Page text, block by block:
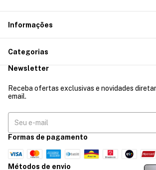
Informações
Categorias
Newsletter
Receba ofertas exclusivas e novidades
email.
Formas de pagamento
Métodos de envio